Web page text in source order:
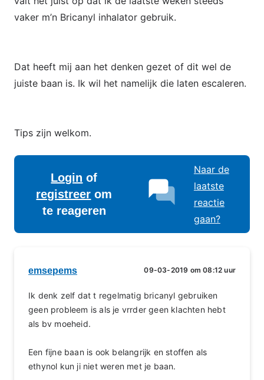
vaker m’n Bricanyl inhalator gebruik.
Dat heeft mij aan het denken gezet of dit wel de
juiste baan is. Ik wil het namelijk die laten escaleren.
Tips zijn welkom.
Login of
registreer om
te reageren
Naar de
laatste
reactie
gaan?
emsepems 09-03-2019 om 08:12 uur
Ik denk zelf dat t regelmatig bricanyl gebruiken
geen probleem is als je vrrder geen klachten hebt
als bv moeheid.
Een fijne baan is ook belangrijk en stoffen als
ethynol kun ji niet weren met je baan.